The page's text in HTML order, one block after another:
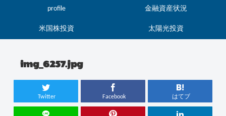
profile 金融資産状況
米国株投資 太陽光投資
img_6257.jpg
Twitter Facebook はてブ